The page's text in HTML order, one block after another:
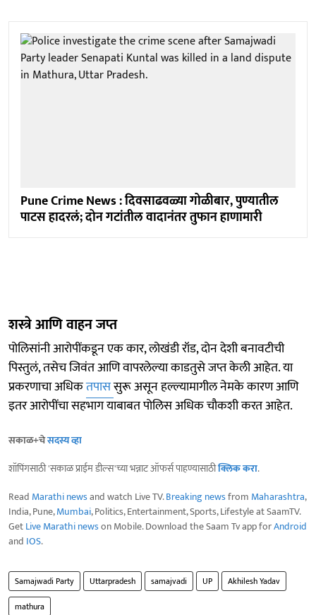
Pune Crime News : दिवसाढवळ्या गोळीबार, पुण्यातील
पाटस हादरलं; दोन गटांतील वादानंतर तुफान हाणामारी
शस्त्रे आणि वाहन जप्त
पोलिसांनी आरोपींकडून एक कार, लोखंडी रॉड, दोन देशी बनावटीची
पिस्तुलं, तसेच जिवंत आणि वापरलेल्या काडतुसे जप्त केली आहेत. या
प्रकरणाचा अधिकतपाससुरू असून हल्ल्यामागील नेमके कारण आणि
इतर आरोपींचा सहभाग याबाबत पोलिस अधिक चौकशी करत आहेत.
सकाळ+चेसदस्य व्हा
शॉपिंगसाठी 'सकाळ प्राईम डील्स'च्या भन्नाट ऑफर्स पाहण्यासाठीक्लिक करा.
Read Marathi newsand watch Live TV.Breaking newsfrom Maharashtra,
India, Pune,Mumbai, Politics, Entertainment, Sports, Lifestyle at SaamTV.
GetLive Marathi newson Mobile. Download the Saam Tv app forAndroid
and IOS.
Samajwadi Party Uttarpradesh samajvadi UP
Akhilesh Yadav
mathura